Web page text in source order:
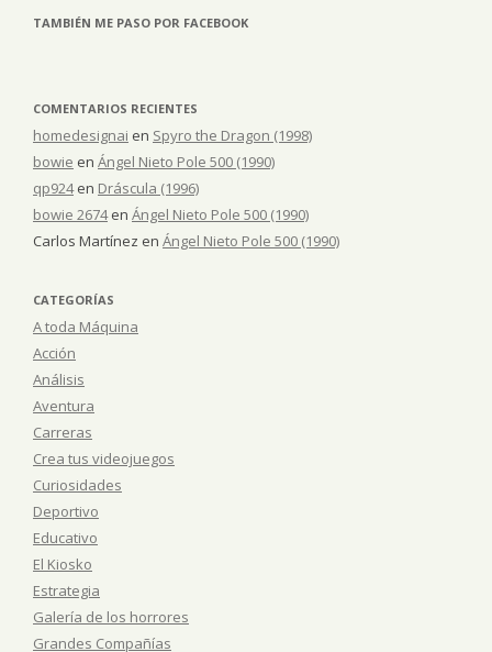
TAMBIÉN ME PASO POR FACEBOOK
COMENTARIOS RECIENTES
homedesignai en Spyro the Dragon (1998)
bowie en Ángel Nieto Pole 500 (1990)
qp924en Dráscula (1996)
bowie 2674en Ángel Nieto Pole 500 (1990)
Carlos Martínez en Ángel Nieto Pole 500 (1990)
CATEGORÍAS
A toda Máquina
Acción
Análisis
Aventura
Carreras
Crea tus videojuegos
Curiosidades
Deportivo
Educativo
El Kiosko
Estrategia
Galería de los horrores
Grandes Compañías